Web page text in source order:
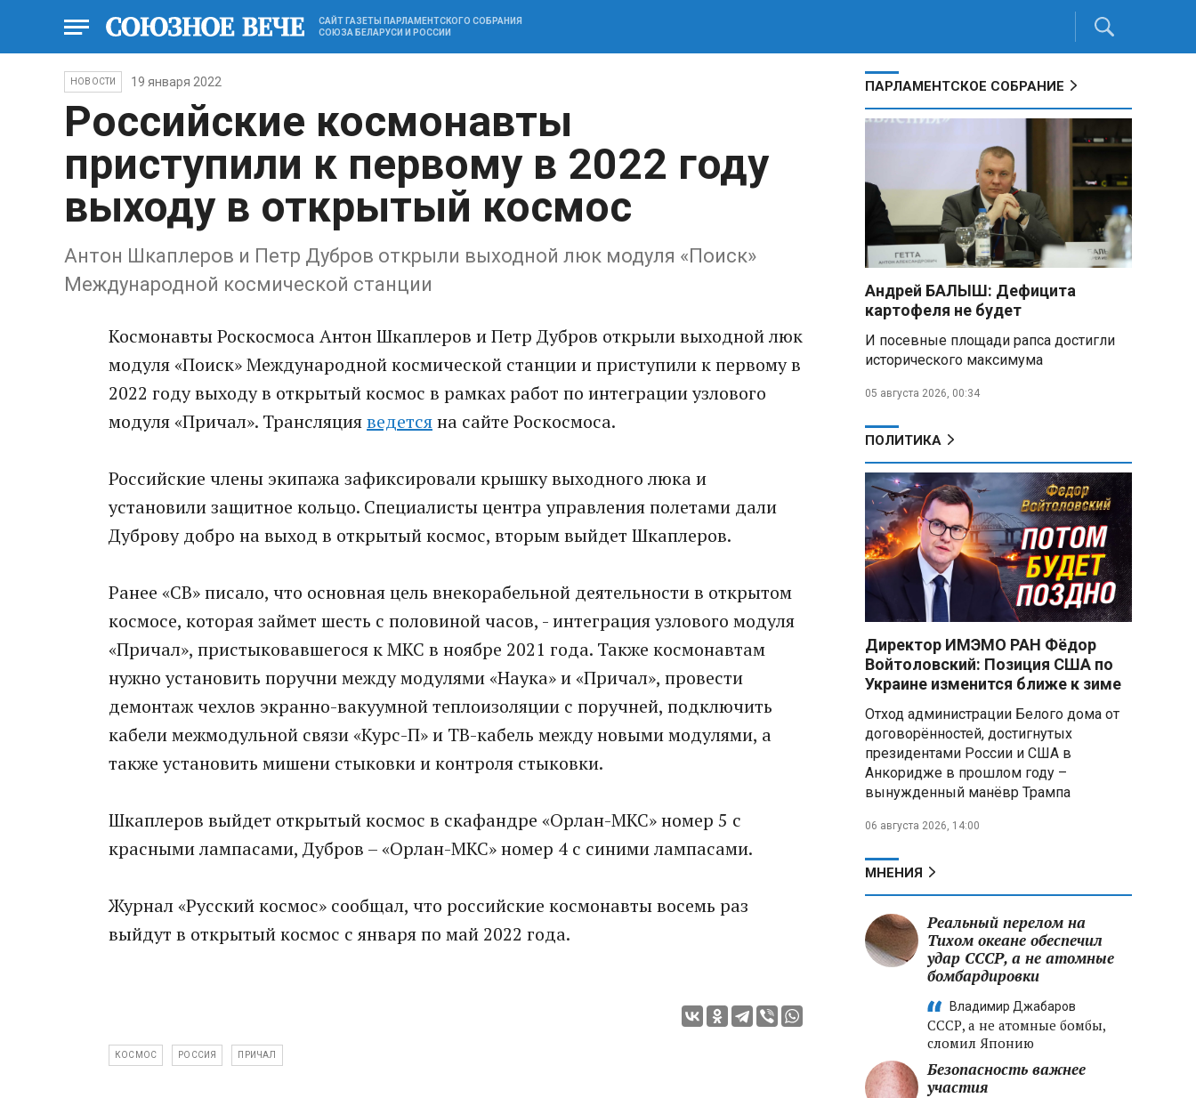
САЙТ ГАЗЕТЫ ПАРЛАМЕНТСКОГО СОБРАНИЯ
СОЮЗА БЕЛАРУСИ И РОССИИ
НОВОСТИ 19 января 2022
Российские космонавты
приступили к первому в 2022 году
выходу в открытый космос
Антон Шкаплеров и Петр Дубров открыли выходной люк модуля «Поиск»
Международной космической станции
Космонавты Роскосмоса Антон Шкаплеров и Петр Дубров открыли выходной люк
модуля «Поиск» Международной космической станции и приступили к первому в
2022 году выходу в открытый космос в рамках работ по интеграции узлового
модуля «Причал». Трансляцияведетсяна сайте Роскосмоса.
Российские члены экипажа зафиксировали крышку выходного люка и
установили защитное кольцо. Специалисты центра управления полетами дали
Дуброву добро на выход в открытый космос, вторым выйдет Шкаплеров.
Ранее «СВ» писало, что основная цель внекорабельной деятельности в открытом
космосе, которая займет шесть с половиной часов, - интеграция узлового модуля
«Причал», пристыковавшегося к МКС в ноябре 2021 года. Также космонавтам
нужно установить поручни между модулями «Наука» и «Причал», провести
демонтаж чехлов экранно-вакуумной теплоизоляции с поручней, подключить
кабели межмодульной связи «Курс-П» и ТВ-кабель между новыми модулями, а
также установить мишени стыковки и контроля стыковки.
Шкаплеров выйдет открытый космос в скафандре «Орлан-МКС» номер 5 с
красными лампасами, Дубров – «Орлан-МКС» номер 4 с синими лампасами.
Журнал «Русский космос» сообщал, что российские космонавты восемь раз
выйдут в открытый космос с января по май 2022 года.
КОСМОС РОССИЯ ПРИЧАЛ
ПАРЛАМЕНТСКОЕ СОБРАНИЕ
Андрей БАЛЫШ: Дефицита
картофеля не будет
И посевные площади рапса достигли
исторического максимума
05 августа 2026, 00:34
ПОЛИТИКА
Директор ИМЭМО РАН Фёдор
Войтоловский: Позиция США по
Украине изменится ближе к зиме
Отход администрации Белого дома от
договорённостей, достигнутых
президентами России и США в
Анкоридже в прошлом году –
вынужденный манёвр Трампа
06 августа 2026, 14:00
МНЕНИЯ
Реальный перелом на
Тихом океане обеспечил
удар СССР, а не атомные
бомбардировки
Владимир Джабаров
СССР, а не атомные бомбы,
сломил Японию
Безопасность важнее
участия